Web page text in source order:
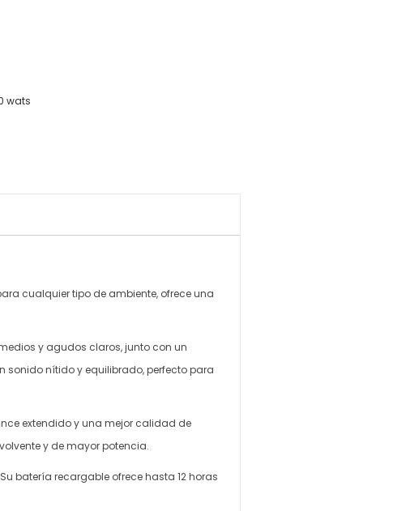
wats
cualquier tipo de ambiente, ofrece una
y agudos claros, junto con un
sonido nítido y equilibrado, perfecto para
extendido y una mejor calidad de
y de mayor potencia.
batería recargable ofrece hasta 12 horas